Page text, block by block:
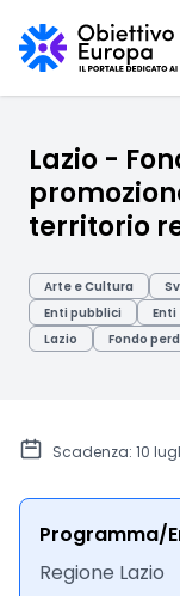
Lazio -
territorio
Arte e Cultura
Enti pubblici
Lazio
Fondo
Scadenza: 10
Programma/
Regione Lazio